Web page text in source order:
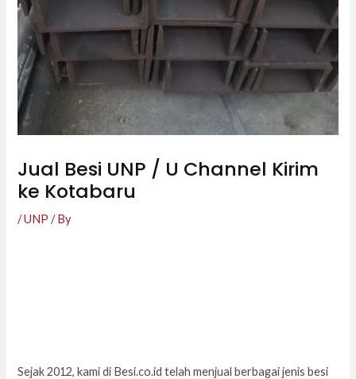
Jual Besi UNP / U Channel Kirim
ke Kotabaru
/UNP / By
Sejak 2012, kami di Besi.co.id telah menjual berbagai jenis besi